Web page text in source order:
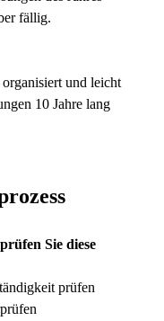
fällig.
und leicht
10 Jahre lang
Sie diese
prüfen